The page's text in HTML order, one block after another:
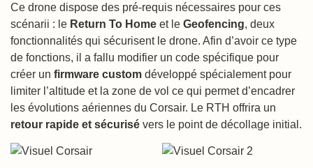
Ce drone dispose des pré-requis nécessaires pour ces
scénarii : le Return To Home et le Geofencing, deux
fonctionnalités qui sécurisent le drone. Afin d’avoir ce type
de fonctions, il a fallu modifier un code spécifique pour
créer un firmware custom développé spécialement pour
limiter l’altitude et la zone de vol ce qui permet d’encadrer
les évolutions aériennes du Corsair. Le RTH offrira un
retour rapide et sécurisé vers le point de décollage initial.